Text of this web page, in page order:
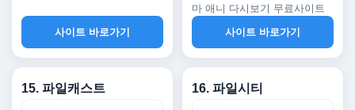
사이트 바로가기
마 애니 다시보기 무료사이트
사이트 바로가기
15. 파일캐스트 16. 파일시티